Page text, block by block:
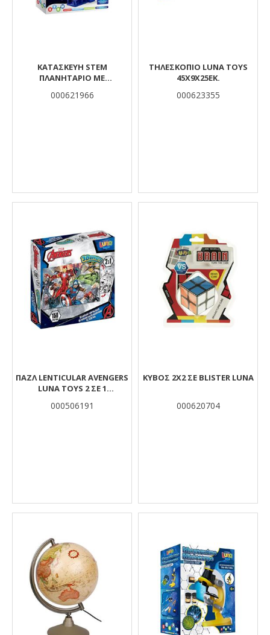
ΚΑΤΑΣΚΕΥΉ STEM
ΠΛΑΝΗΤΆΡΙΟ ΜΕ
21X7,5X24,5ΕΚ.
000621966
ΤΗΛΕΣΚΌΠΙΟ LUNA TOYS
45X9X25ΕΚ.
000623355
ΠΑΖΛ LENTICULAR AVENGERS
LUNA TOYS 2 ΣΕ 1
3D EFFECT 150 ΤΜX. 45,7X30,4
000506191
ΚΥΒΟΣ 2Χ2 ΣΕ BLISTER LUNA
000620704